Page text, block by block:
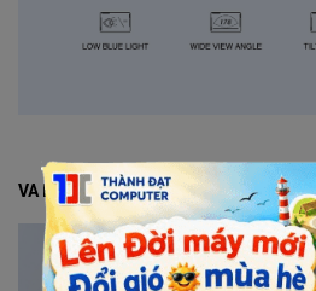
VA Panel Có Độ Tương Phản Màu Cao